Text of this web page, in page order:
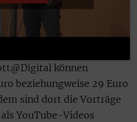
können
beziehungweise 29 Euro
sind dort die Vorträge
YouTube-Videos